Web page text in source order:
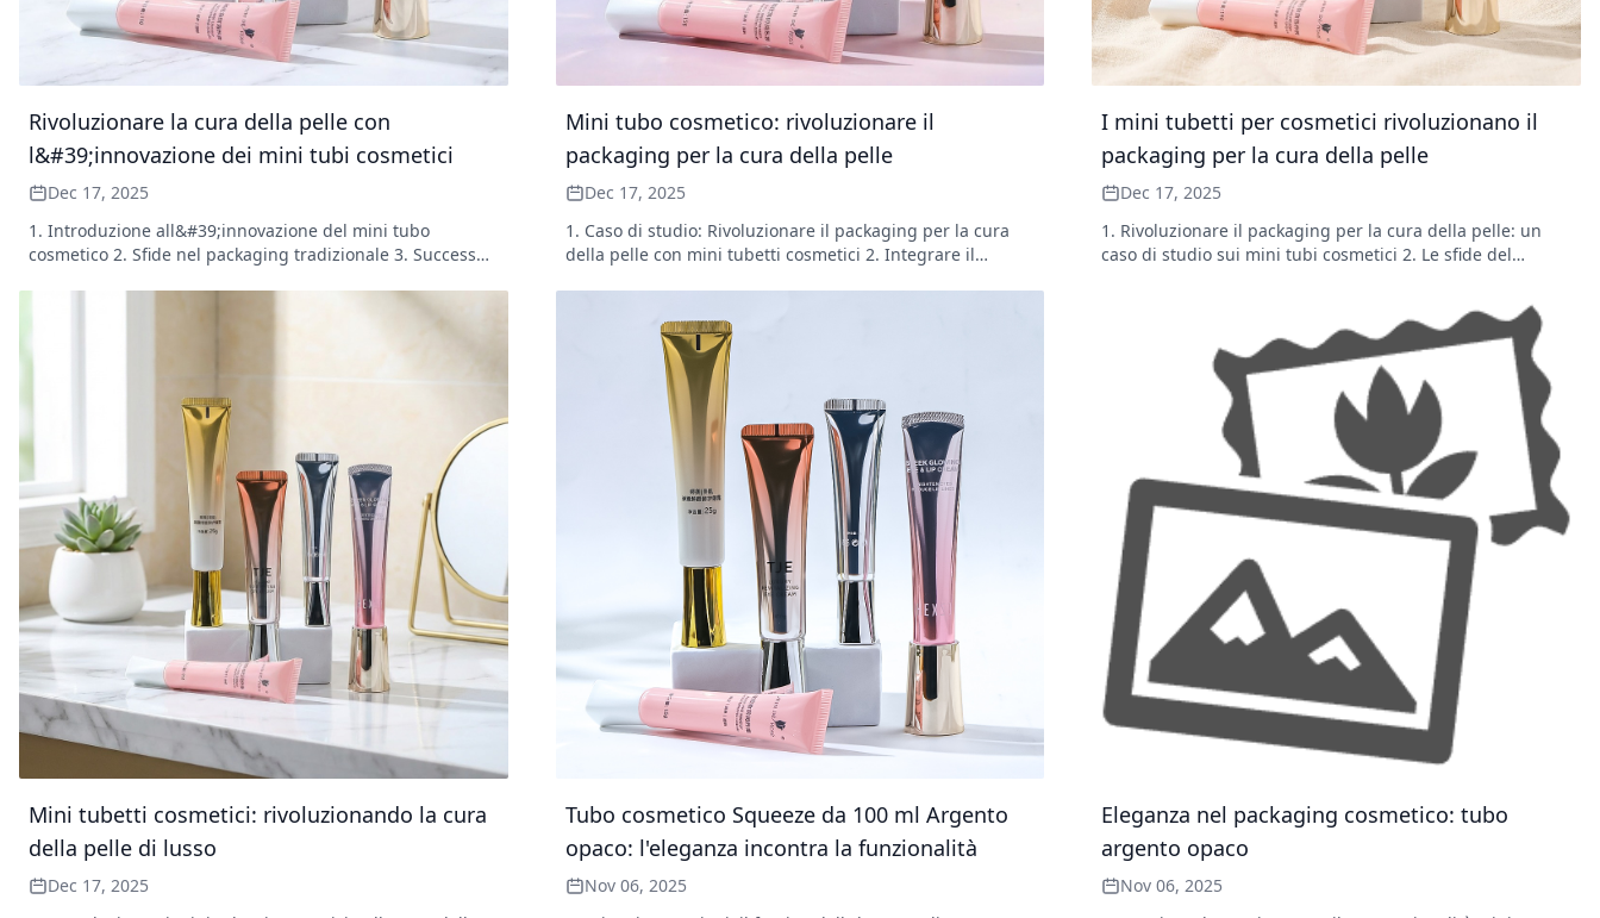
Rivoluzionare la cura della pelle con
l&#39;innovazione dei mini tubi cosmetici
Dec 17, 2025
1. Introduzione all&#39;innovazione del mini tubo
cosmetico 2. Sfide nel packaging tradizionale 3. Successo
da 100 ml 5. Prodotti in primo piano: dalle creme per gli
Mini tubo cosmetico: rivoluzionare il
packaging per la cura della pelle
Dec 17, 2025
1. Caso di studio: Rivoluzionare il packaging per la cura
della pelle con mini tubetti cosmetici 2. Integrare il
ml per applicazioni versatili 4. Risultati e impatto a lungo
termine della revisione del packaging
I mini tubetti per cosmetici rivoluzionano il
packaging per la cura della pelle
Dec 17, 2025
1. Rivoluzionare il packaging per la cura della pelle: un
caso di studio sui mini tubi cosmetici 2. Le sfide del
cosmetici 3. Riflettori puntati sulle innovazioni di prodotto:
dall'eleganza dorata al gradiente chic 4. Eccellenza nella
crema per gli occhi: formule su misura in tubetti cosmetici
compatti e sottili 5. Elementi essenziali di bellezza più
ampi: idratazione e luminosità in eleganti mini tubi
cosmetici 6. Misurare il successo: parametri e implicazioni
Mini tubetti cosmetici: rivoluzionando la cura
della pelle di lusso
Dec 17, 2025
Tubo cosmetico Squeeze da 100 ml Argento
opaco: l'eleganza incontra la funzionalità
Nov 06, 2025
Eleganza nel packaging cosmetico: tubo
argento opaco
Nov 06, 2025